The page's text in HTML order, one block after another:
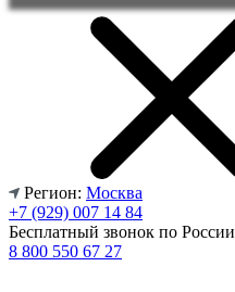
Регион: Москва
+7 (929) 007 14 84
Бесплатный звонок по России
8 800 550 67 27